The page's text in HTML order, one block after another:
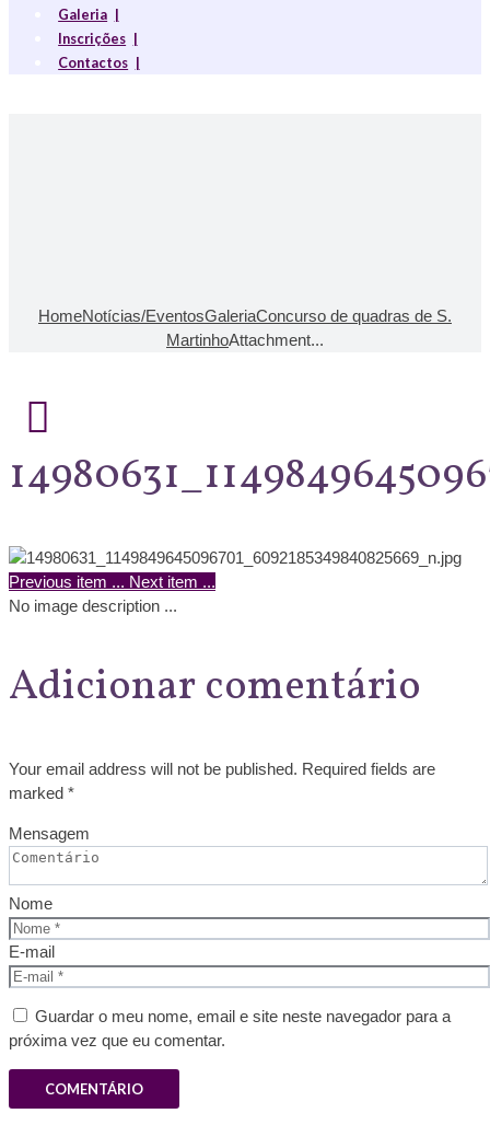
Galeria
Inscrições
Contactos
HomeNotícias/EventosGaleriaConcurso de quadras de S.
MartinhoAttachment...
Previous item ... Next item ...
No image description ...
Adicionar comentário
Your email address will not be published. Required fields are
marked *
Mensagem
Nome
E-mail
Guardar o meu nome, email e site neste navegador para a
próxima vez que eu comentar.